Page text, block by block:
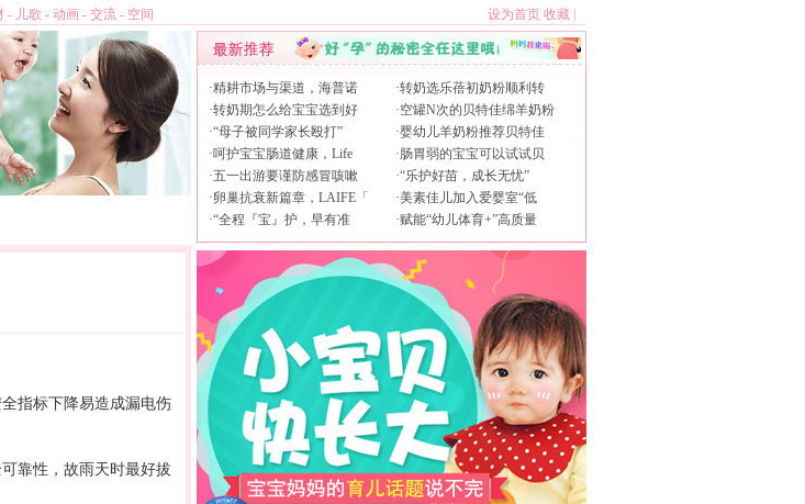
- 儿歌 - 动画 - 交流 - 空间 设为首页 收藏
指标下降易造成漏电伤
靠性，故雨天时最好拔
·精耕市场与渠道，海普诺
·转奶期怎么给宝宝选到好
·“母子被同学家长殴打”
·呵护宝宝肠道健康，Life
·五一出游要谨防感冒咳嗽
·卵巢抗衰新篇章，LAIFE「
·“全程『宝』护，早有准
·转奶选乐蓓初奶粉顺利转
·空罐N次的贝特佳绵羊奶粉
·婴幼儿羊奶粉推荐贝特佳
·肠胃弱的宝宝可以试试贝
·“乐护好苗，成长无忧”
·美素佳儿加入爱婴室“低
·赋能“幼儿体育+”高质量